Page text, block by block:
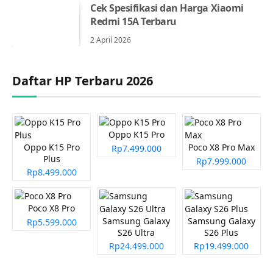
Cek Spesifikasi dan Harga Xiaomi
Redmi 15A Terbaru
2 April 2026
Daftar HP Terbaru 2026
Oppo K15 Pro
Plus
Rp8.499.000
Oppo K15 Pro
Rp7.499.000
Poco X8 Pro Max
Rp7.999.000
Poco X8 Pro
Rp5.599.000
Samsung Galaxy
S26 Ultra
Rp24.499.000
Samsung Galaxy
S26 Plus
Rp19.499.000